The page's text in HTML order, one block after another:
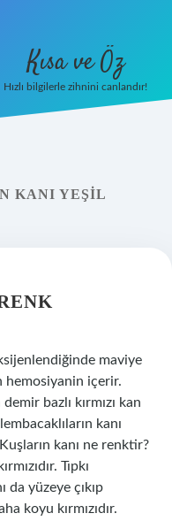
Kısa ve Öz
Hızlı bilgilerle zihnini canlandır!
KANI YEŞIL
maviye
hemosiyanin içerir.
bazlı kırmızı kan
kanı
kanı ne renktir?
Tıpkı
da yüzeye çıkıp
koyu kırmızıdır.